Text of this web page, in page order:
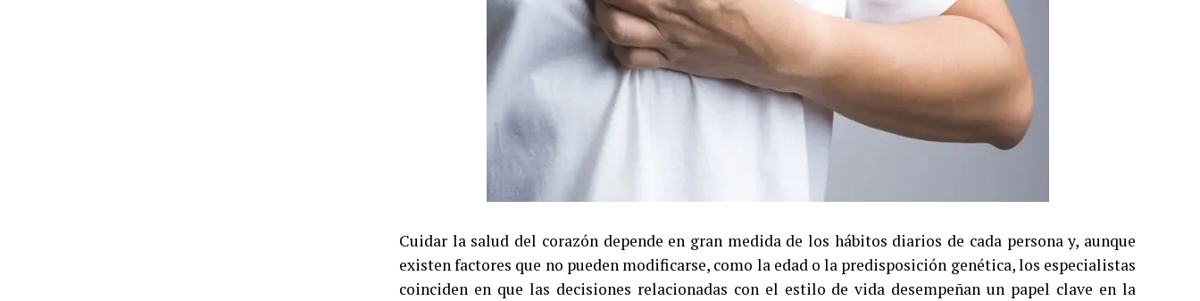
Cuidar la salud del corazón depende en gran medida de los hábitos diarios de cada persona y, aunque
existen factores que no pueden modificarse, como la edad o la predisposición genética, los especialistas
coinciden en que las decisiones relacionadas con el estilo de vida desempeñan un papel clave en la